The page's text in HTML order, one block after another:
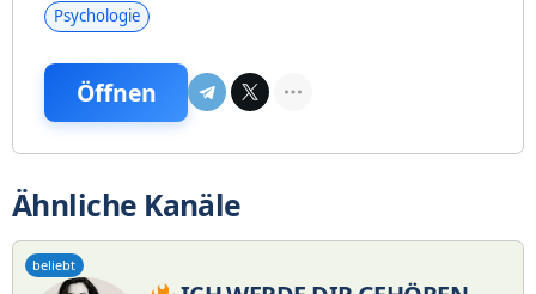
Psychologie
Öffnen
Ähnliche Kanäle
beliebt